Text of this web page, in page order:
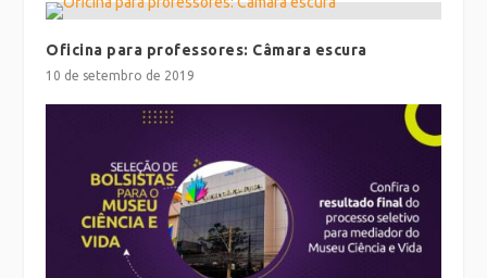
Oficina para professores: Câmara escura
10 de setembro de 2019